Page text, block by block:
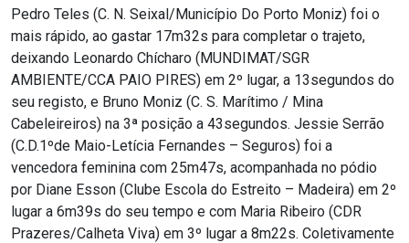
Pedro Teles (C. N. Seixal/Município Do Porto Moniz) foi o
mais rápido, ao gastar 17m32s para completar o trajeto,
deixando Leonardo Chícharo (MUNDIMAT/SGR
AMBIENTE/CCA PAIO PIRES) em 2º lugar, a 13segundos do
seu registo, e Bruno Moniz (C. S. Marítimo / Mina
Cabeleireiros) na 3ª posição a 43segundos. Jessie Serrão
(C.D.1ºde Maio-Letícia Fernandes – Seguros) foi a
vencedora feminina com 25m47s, acompanhada no pódio
por Diane Esson (Clube Escola do Estreito – Madeira) em 2º
lugar a 6m39s do seu tempo e com Maria Ribeiro (CDR
Prazeres/Calheta Viva) em 3º lugar a 8m22s. Coletivamente